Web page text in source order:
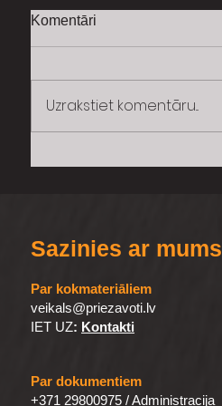
Komentāri
Uzrakstiet komentāru...
Sazinies ar mums
Par kokmateriāliem
veikals@priezavoti.lv
IET UZ: Kontakti
Par dokumentiem
+371 29800975 / Administracija